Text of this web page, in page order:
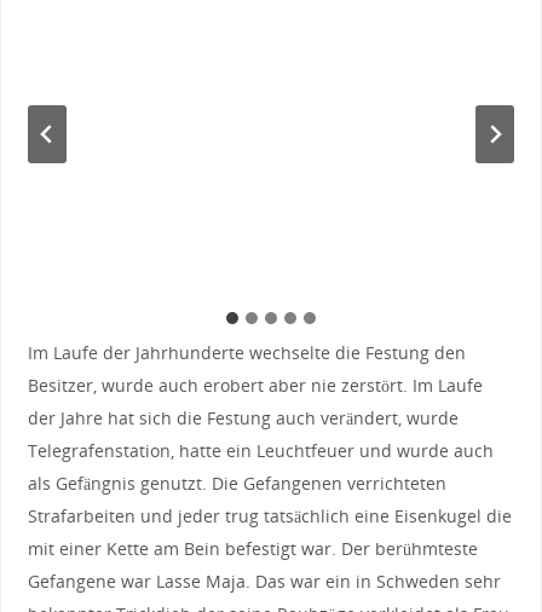
Im Laufe der Jahrhunderte wechselte die Festung den
Besitzer, wurde auch erobert aber nie zerstört. Im Laufe
der Jahre hat sich die Festung auch verändert, wurde
Telegrafenstation, hatte ein Leuchtfeuer und wurde auch
als Gefängnis genutzt. Die Gefangenen verrichteten
Strafarbeiten und jeder trug tatsächlich eine Eisenkugel die
mit einer Kette am Bein befestigt war. Der berühmteste
Gefangene war Lasse Maja. Das war ein in Schweden sehr